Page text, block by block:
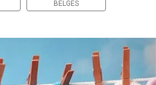
BELGES